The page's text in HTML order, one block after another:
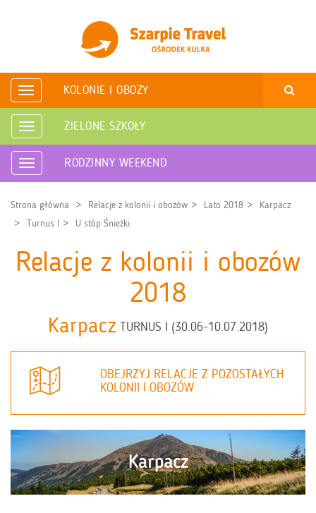
Rozwiń
nawigację
KOLONIE I OBOZY
Rozwiń
nawigację
ZIELONE SZKOŁY
Rozwiń
nawigację
RODZINNY WEEKEND
Strona główna Relacje z kolonii i obozów Lato 2018
Karpacz
Turnus I
U stóp Śnieżki
Relacje z kolonii i obozów
2018
Karpacz TURNUS I (30.06-10.07.2018)
OBEJRZYJ RELACJE Z POZOSTAŁYCH
KOLONII I OBOZÓW